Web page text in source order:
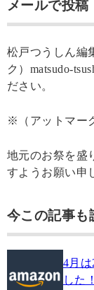
メールで投稿
松戸つうしん編
ク）matsudo-
ださい。
※（アットマー
地元のお祭を盛
すようお願い申
今この記事も
4月
した